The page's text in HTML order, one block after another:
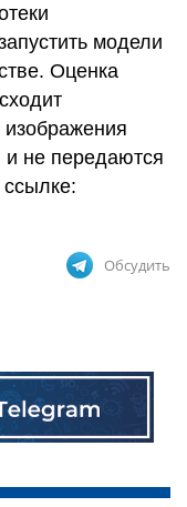
модели
Оценка
изображения
и не передаются
Обсудить